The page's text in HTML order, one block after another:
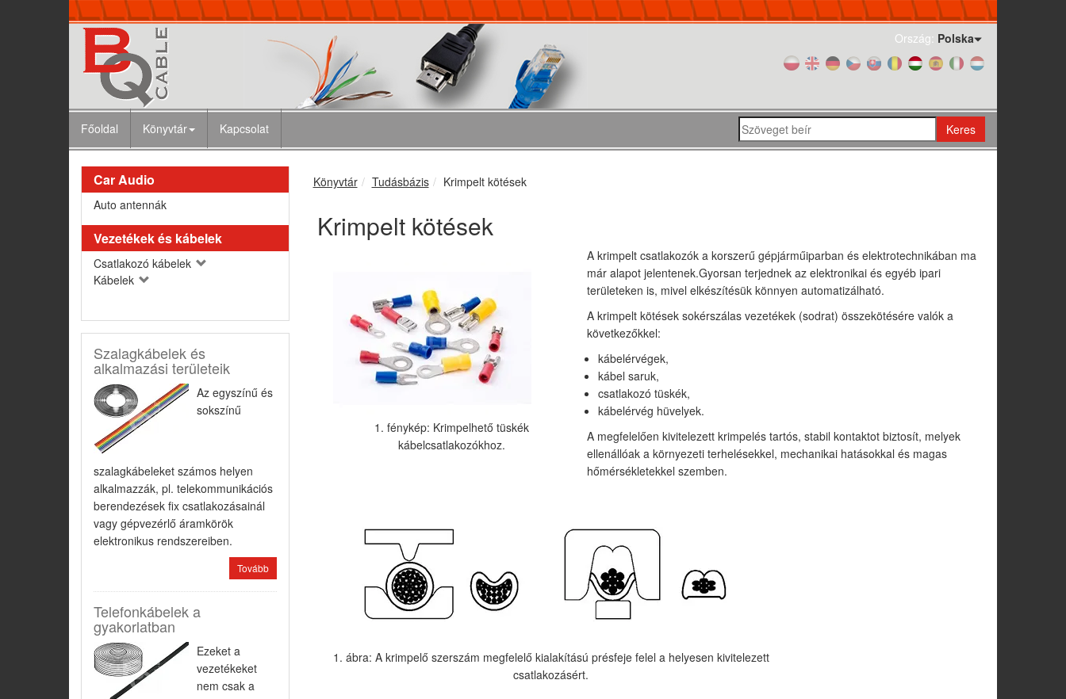
Ország: Polska
Főoldal Könyvtár Kapcsolat Keres
Car Audio
Auto antennák
Vezetékek és kábelek
Csatlakozó kábelek
Kábelek
Szalagkábelek és
alkalmazási területeik
Az egyszínű és
sokszínű
szalagkábeleket számos helyen
alkalmazzák, pl. telekommunikációs
berendezések fix csatlakozásainál
vagy gépvezérlő áramkörök
elektronikus rendszereiben.
Tovább
Telefonkábelek a
gyakorlatban
Ezeket a
vezetékeket
nem csak a
Könyvtár Tudásbázis Krimpelt kötések
Krimpelt kötések
1. fénykép: Krimpelhető tüskék
kábelcsatlakozókhoz.
A krimpelt csatlakozók a korszerű gépjárműiparban és elektrotechnikában ma
már alapot jelentenek.Gyorsan terjednek az elektronikai és egyéb ipari
területeken is, mivel elkészítésük könnyen automatizálható.
A krimpelt kötések sokérszálas vezetékek (sodrat) összekötésére valók a
következőkkel:
kábelérvégek,
kábel saruk,
csatlakozó tüskék,
kábelérvég hüvelyek.
A megfelelően kivitelezett krimpelés tartós, stabil kontaktot biztosít, melyek
ellenállóak a környezeti terhelésekkel, mechanikai hatásokkal és magas
hőmérsékletekkel szemben.
1. ábra: A krimpelő szerszám megfelelő kialakítású présfeje felel a helyesen kivitelezett
csatlakozásért.